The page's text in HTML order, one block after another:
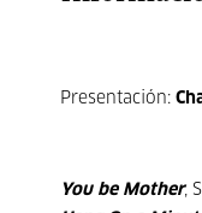
Presentación:
You be Mother,